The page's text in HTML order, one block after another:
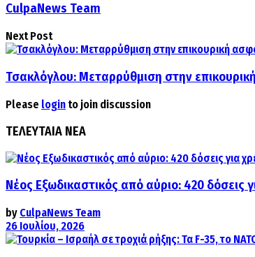
CulpaNews Team
Next Post
Τσακλόγλου: Μεταρρύθμιση στην
Please login to join discussion
ΤΕΛΕΥΤΑΙΑ ΝΕΑ
Νέος Εξωδικαστικός από αύριο: 420 δόσεις
by CulpaNews Team
26 Ιουλίου, 2026